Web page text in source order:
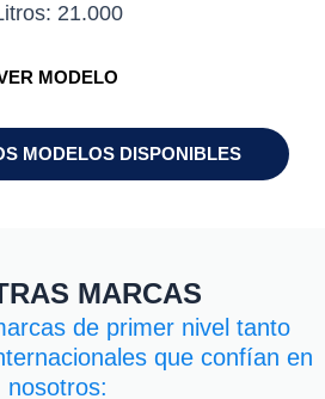
21.000
MODELO
MODELOS DISPONIBLES
MARCAS
de primer nivel tanto
que confían en
nosotros: